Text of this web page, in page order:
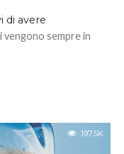
di avere
vengono sempre in
197.5K